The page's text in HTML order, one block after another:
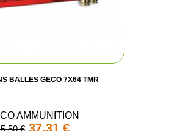
BALLES GECO 7X64 TMR
AMMUNITION
€ 37,31 €